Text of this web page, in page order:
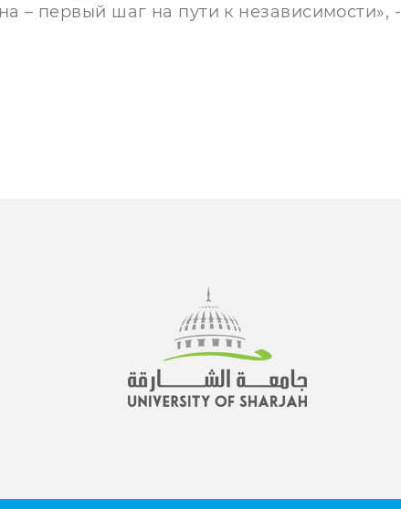
– первый шаг на пути к независимости», -